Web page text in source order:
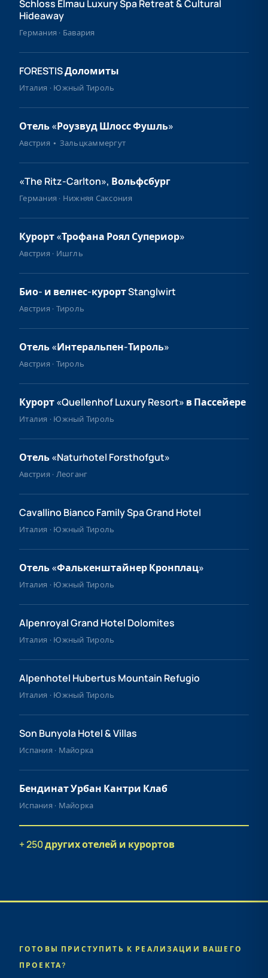
Schloss Elmau Luxury Spa Retreat & Cultural
Hideaway
Германия · Бавария
FORESTIS Доломиты
Италия · Южный Тироль
Отель «Роузвуд Шлосс Фушль»
Австрия • Зальцкаммергут
«The Ritz-Carlton», Вольфсбург
Германия · Нижняя Саксония
Курорт «Трофана Роял Супериор»
Австрия · Ишгль
Био- и велнес-курорт Stanglwirt
Австрия · Тироль
Отель «Интеральпен-Тироль»
Австрия · Тироль
Курорт «Quellenhof Luxury Resort» в Пассейере
Италия · Южный Тироль
Отель «Naturhotel Forsthofgut»
Австрия · Леоганг
Cavallino Bianco Family Spa Grand Hotel
Италия · Южный Тироль
Отель «Фалькенштайнер Кронплац»
Италия · Южный Тироль
Alpenroyal Grand Hotel Dolomites
Италия · Южный Тироль
Alpenhotel Hubertus Mountain Refugio
Италия · Южный Тироль
Son Bunyola Hotel & Villas
Испания · Майорка
Бендинат Урбан Кантри Клаб
Испания · Майорка
+ 250 других отелей и курортов
ГОТОВЫ ПРИСТУПИТЬ К РЕАЛИЗАЦИИ ВАШЕГО
ПРОЕКТА?